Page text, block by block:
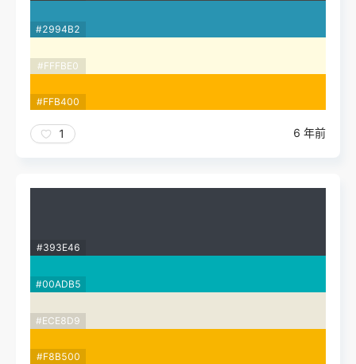
#2994B2
#FFFBE0
#FFB400
1 6 年前
#393E46
#00ADB5
#ECE8D9
#F8B500